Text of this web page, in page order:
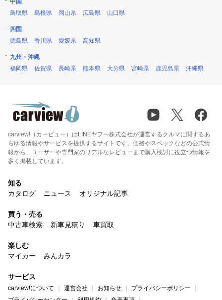
中国
鳥取県
島根県 岡山県 広島県 山口県
四国
徳島県
香川県 愛媛県 高知県
九州・沖縄
福岡県
佐賀県 長崎県 熊本県 大分県 宮崎県 鹿児島県 沖縄県
carview!（カービュー）はLINEヤフー株式会社が運営するクルマに関するあ
らゆる情報やサービスを提供するサイトです。価格やスペックなどの公式情
報から、ユーザーや専門家のリアルなレビューまで購入検討に役立つ情報を
多く掲載しています。
知る
カタログ
ニュース オリジナル記事
買う・売る
中古車検索
新車見積り 車買取
楽しむ
マイカー
みんカラ
サービス
carview!について 運営会社 お知らせ
プライバシーポリシー